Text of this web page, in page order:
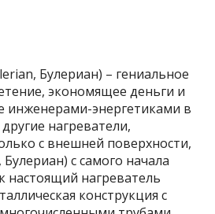
Булериан) – гениальное
экономящее деньги и
инженерами-энергетиками в
нагреватели,
с внешней поверхности,
с самого начала
настоящий нагреватель
конструкция с